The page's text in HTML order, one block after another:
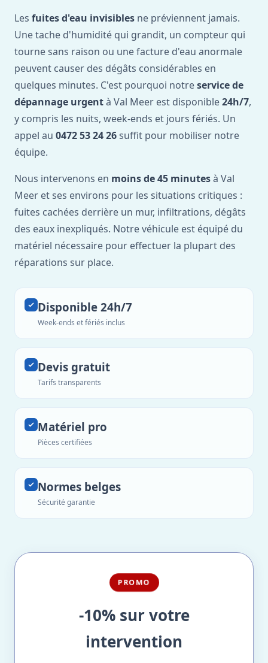
Les fuites d'eau invisibles ne préviennent jamais.
Une tache d'humidité qui grandit, un compteur qui
tourne sans raison ou une facture d'eau anormale
peuvent causer des dégâts considérables en
quelques minutes. C'est pourquoi notreservice de
dépannage urgentà Val Meer est disponible24h/7,
y compris les nuits, week-ends et jours fériés. Un
appel au 0472 53 24 26 suffit pour mobiliser notre
équipe.
Nous intervenons en moins de 45 minutesà Val
Meer et ses environs pour les situations critiques :
fuites cachées derrière un mur, infiltrations, dégâts
des eaux inexpliqués. Notre véhicule est équipé du
matériel nécessaire pour effectuer la plupart des
réparations sur place.
Disponible 24h/7
Week-ends et fériés inclus
Devis gratuit
Tarifs transparents
Matériel pro
Pièces certifiées
Normes belges
Sécurité garantie
PROMO
-10% sur votre
intervention